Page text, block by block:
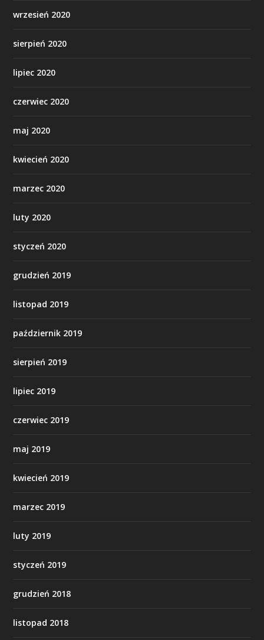
wrzesień 2020
sierpień 2020
lipiec 2020
czerwiec 2020
maj 2020
kwiecień 2020
marzec 2020
luty 2020
styczeń 2020
grudzień 2019
listopad 2019
październik 2019
sierpień 2019
lipiec 2019
czerwiec 2019
maj 2019
kwiecień 2019
marzec 2019
luty 2019
styczeń 2019
grudzień 2018
listopad 2018